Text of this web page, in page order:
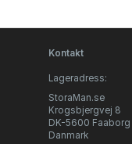
Kontakt
Lageradress:
StoraMan.se
Krogsbjergvej 8
DK-5600 Faaborg
Danmark